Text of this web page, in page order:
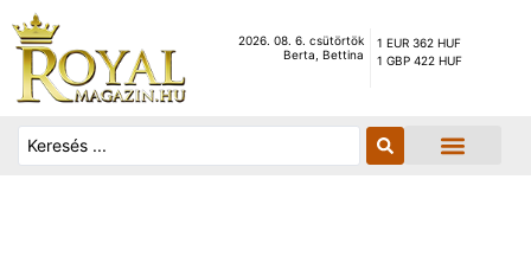
2026. 08. 6. csütörtök
Berta, Bettina
1 EUR 362 HUF
1 GBP 422 HUF